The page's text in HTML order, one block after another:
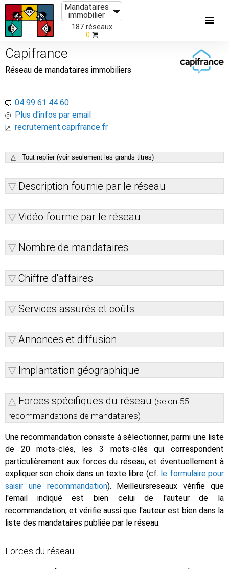
Mandataires
immobilier
187 réseaux
0
Capifrance
Réseau de mandataires immobiliers
04 99 61 44 60
Plus d'infos par email
recrutement.capifrance.fr
△ Tout replier (voir seulement les grands titres)
Description fournie par le réseau
Vidéo fournie par le réseau
Nombre de mandataires
Chiffre d'affaires
Services assurés et coûts
Annonces et diffusion
Implantation géographique
Forces spécifiques du réseau (selon 55
recommandations de mandataires)
Une recommandation consiste à sélectionner, parmi une liste
de 20 mots-clés, les 3 mots-clés qui correspondent
particulièrement aux forces du réseau, et éventuellement à
expliquer son choix dans un texte libre (cf. le formulaire pour
saisir une recommandation). Meilleursreseaux vérifie que
l'email indiqué est bien celui de l'auteur de la
recommandation, et vérifie aussi que l'auteur est bien dans la
liste des mandataires publiée par le réseau.
Forces du réseau